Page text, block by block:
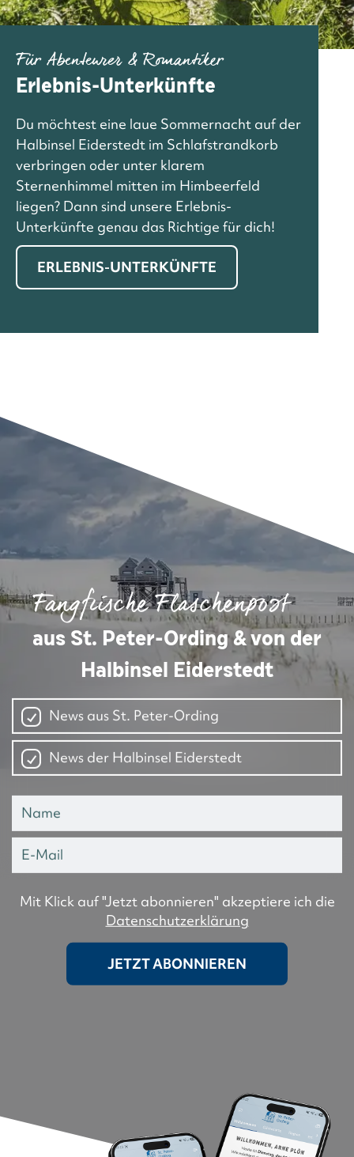
Für Abenteurer & Romantiker
Erlebnis-Unterkünfte
Du möchtest eine laue Sommernacht auf der
Halbinsel Eiderstedt im Schlafstrandkorb
verbringen oder unter klarem
Sternenhimmel mitten im Himbeerfeld
liegen? Dann sind unsere Erlebnis-
Unterkünfte genau das Richtige für dich!
ERLEBNIS-UNTERKÜNFTE
Fangfrische Flaschenpost
aus St. Peter-Ording & von der
Halbinsel Eiderstedt
News aus St. Peter-Ording
News der Halbinsel Eiderstedt
Mit Klick auf "Jetzt abonnieren" akzeptiere ich die
Datenschutzerklärung